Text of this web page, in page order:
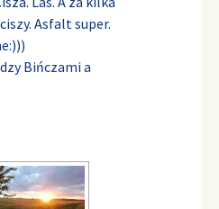
Asfalt super.
Bińczami a